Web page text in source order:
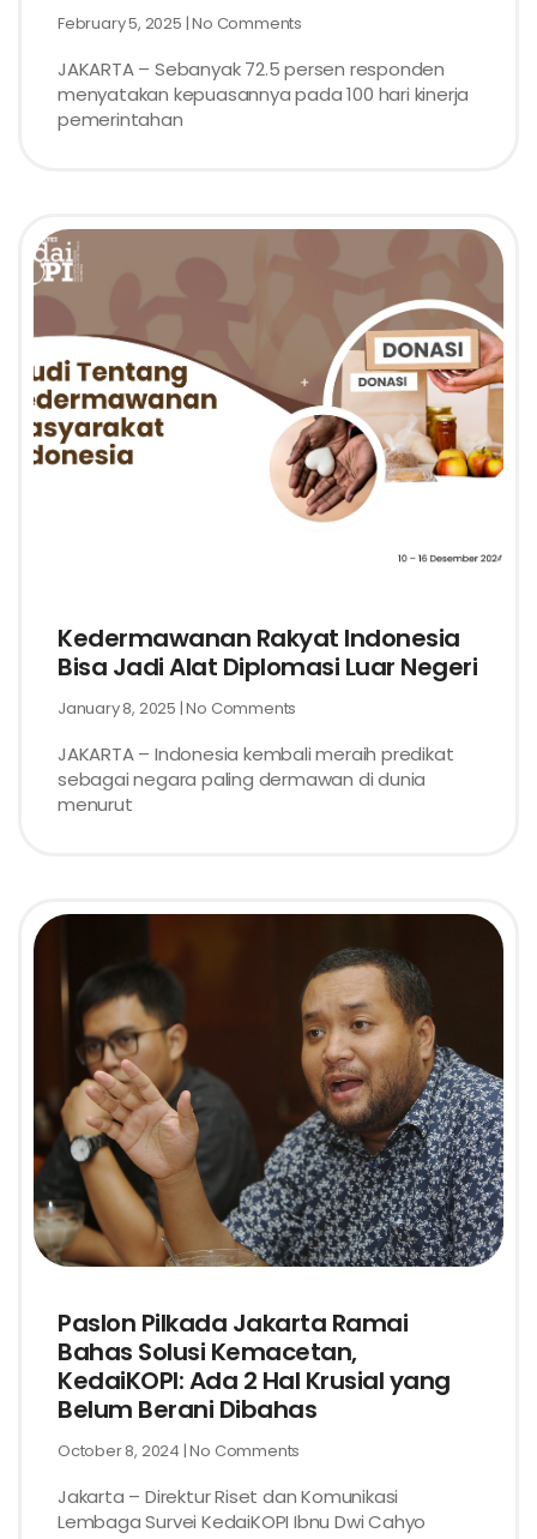
February 5, 2025 No Comments
JAKARTA – Sebanyak 72.5 persen responden
menyatakan kepuasannya pada 100 hari kinerja
pemerintahan
Kedermawanan Rakyat Indonesia
Bisa Jadi Alat Diplomasi Luar Negeri
January 8, 2025 No Comments
JAKARTA – Indonesia kembali meraih predikat
sebagai negara paling dermawan di dunia
menurut
Paslon Pilkada Jakarta Ramai
Bahas Solusi Kemacetan,
KedaiKOPI: Ada 2 Hal Krusial yang
Belum Berani Dibahas
October 8, 2024 No Comments
Jakarta – Direktur Riset dan Komunikasi
Lembaga Survei KedaiKOPI Ibnu Dwi Cahyo